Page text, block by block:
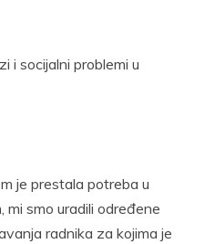
i socijalni problemi u
je prestala potreba u
mi smo uradili određene
radnika za kojima je